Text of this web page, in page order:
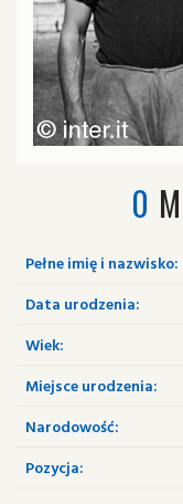
0
Pełne imię i nazwisko:
Data urodzenia:
Wiek:
Miejsce urodzenia:
Narodowość:
Pozycja: